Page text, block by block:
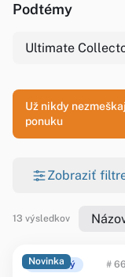
Podtémy
Ultimate
Už nikdy
ponuku
Zobraziť
13 výsledkov
Novinka
Ohlásený #